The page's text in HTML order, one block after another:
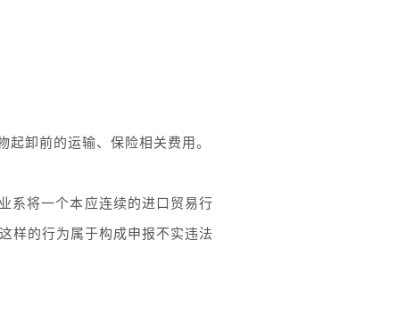
卸前的运输、保险相关费用。
系将一个本应连续的进口贸易行
样的行为属于构成申报不实违法